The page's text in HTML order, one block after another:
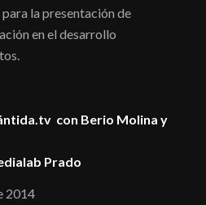
la presentación de
en el desarrollo
con Berio Molina y
Prado
2014